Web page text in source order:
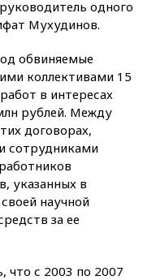
одного
Мухудинов.
обвиняемые
коллективами 15
в интересах
рублей. Между
договорах,
сотрудниками
указанных в
научной
за ее
что с 2003 по 2007